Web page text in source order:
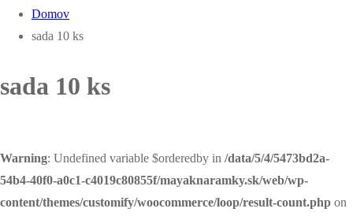
Domov
sada 10 ks
sada 10 ks
Warning: Undefined variable $orderedby in /data/5/4/5473bd2a-
54b4-40f0-a0c1-c4019c80855f/mayaknaramky.sk/web/wp-
content/themes/customify/woocommerce/loop/result-count.php on